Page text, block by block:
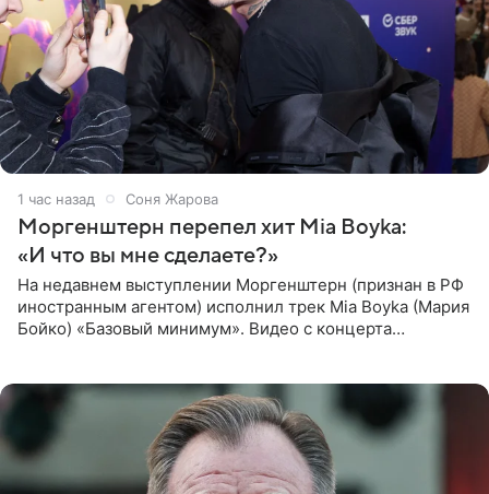
1 час назад Соня Жарова
Моргенштерн перепел хит Mia Boyka:
«И что вы мне сделаете?»
На недавнем выступлении Моргенштерн (признан в РФ
иностранным агентом) исполнил трек Mia Boyka (Мария
Бойко) «Базовый минимум». Видео с концерта